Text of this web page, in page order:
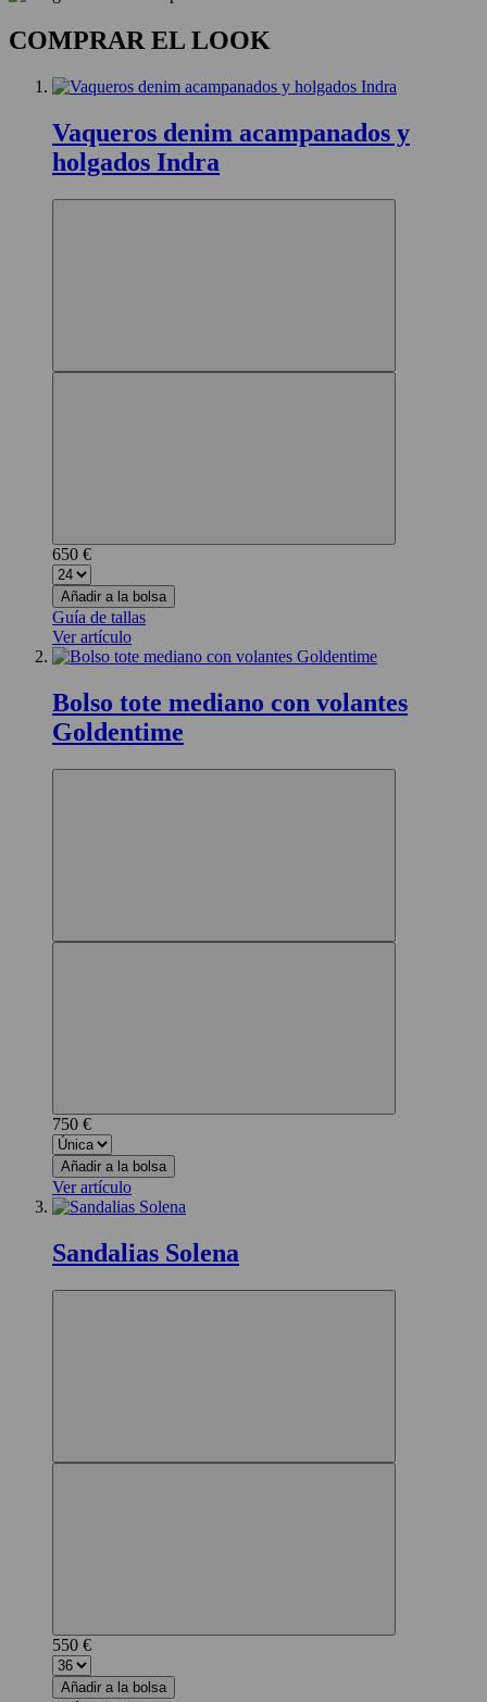
COMPRAR EL LOOK
Vaqueros denim acampanados y
holgados Indra
650 €
Añadir a la bolsa
Guía de tallas
Ver artículo
Bolso tote mediano con volantes
Goldentime
750 €
Añadir a la bolsa
Ver artículo
Sandalias Solena
550 €
Añadir a la bolsa